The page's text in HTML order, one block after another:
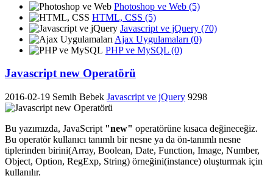
Photoshop ve Web (5)
HTML, CSS (5)
Javascript ve jQuery (70)
Ajax Uygulamaları (0)
PHP ve MySQL (0)
Javascript new Operatörü
2016-02-19 Semih Bebek Javascript ve jQuery 9298
Bu yazımızda, JavaScript "new" operatörüne kısaca değineceğiz.
Bu operatör kullanıcı tanımlı bir nesne ya da ön-tanımlı nesne
tiplerinden birini(Array, Boolean, Date, Function, Image, Number,
Object, Option, RegExp, String) örneğini(instance) oluşturmak için
kullanılır.